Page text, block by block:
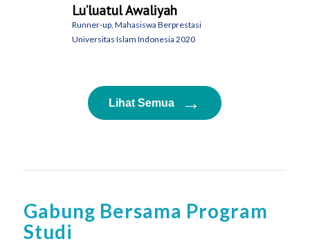
Lu’luatul Awaliyah
Runner-up, Mahasiswa Berprestasi
Universitas Islam Indonesia 2020
Lihat Semua →
Gabung Bersama Program
Studi